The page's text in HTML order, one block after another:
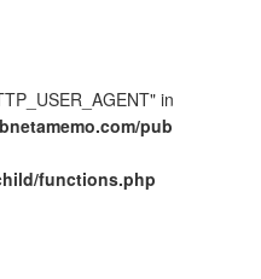
in
pub
functions.php